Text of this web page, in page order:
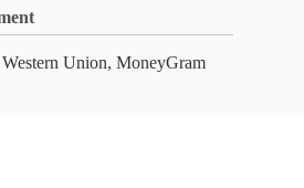
Union, MoneyGram